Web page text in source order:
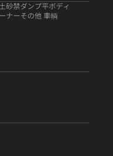
土砂禁ダンプ平ボディ
ナーその他 車輌